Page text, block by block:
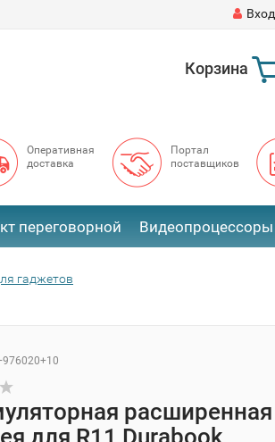
Вход
Корзина
Оперативная
доставка
Портал
поставщиков
переговорной Видеопроцессоры
гаджетов
расширенная
для R11 Durabook